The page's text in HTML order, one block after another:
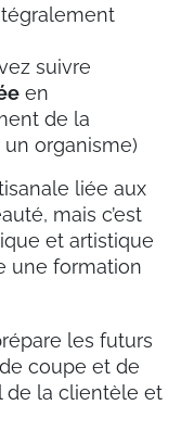
suivre
en
de la
organisme)
liée aux
mais c’est
et artistique
une formation
les futurs
coupe et de
de la clientèle et